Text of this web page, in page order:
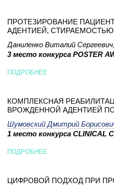
ПРОТЕЗИРОВАНИЕ
АДЕНТИЕЙ,
Даниленко Виталий
3 место конкурса POSTER
ПОДРОБНЕЕ
КОМПЛЕКСНАЯ
ВРОЖДЕННОЙ АДЕНТИЕЙ
Шумовский Дмитрий
1 место конкурса CLINICAL
ПОДРОБНЕЕ
ЦИФРОВОЙ ПОДХОД ПРИ